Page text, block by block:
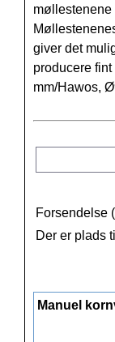
giver det
producere
mm/Hawos,
Forsendelse
Der er plads
Manuel